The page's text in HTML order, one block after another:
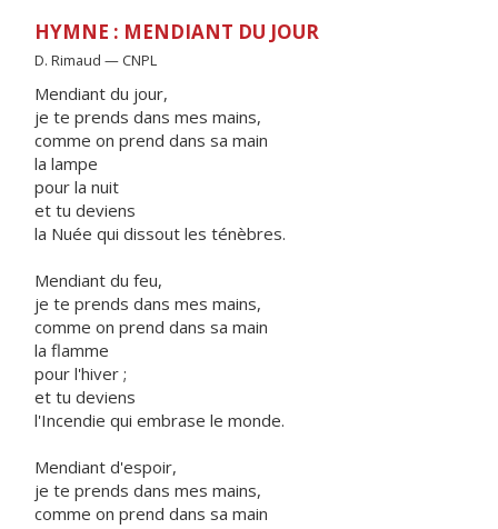
HYMNE : MENDIANT DU JOUR
D. Rimaud — CNPL
Mendiant du jour,
je te prends dans mes mains,
comme on prend dans sa main
la lampe
pour la nuit
et tu deviens
la Nuée qui dissout les ténèbres.
Mendiant du feu,
je te prends dans mes mains,
comme on prend dans sa main
la flamme
pour l'hiver ;
et tu deviens
l'Incendie qui embrase le monde.
Mendiant d'espoir,
je te prends dans mes mains,
comme on prend dans sa main